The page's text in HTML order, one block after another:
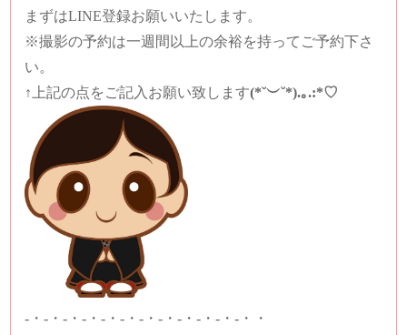
まずはLINE登録お願いいたします。
※撮影の予約は一週間以上の余裕を持ってご予約下さ
い。
↑上記の点をご記入お願い致します(*˘︶˘*).｡.:*♡
-・-・-・-・-・-・-・-・-・-・-・-・・